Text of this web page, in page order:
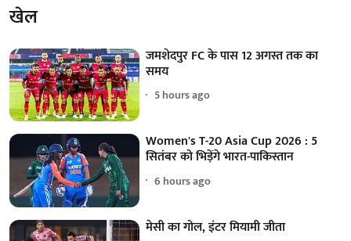
खेल
जमशेदपुर FC के पास 12 अगस्त तक का
समय
5 hours ago
Women's T-20 Asia Cup 2026 : 5
सितंबर को भिड़ेंगे भारत-पाकिस्तान
6 hours ago
मेसी का गोल, इंटर मियामी जीता